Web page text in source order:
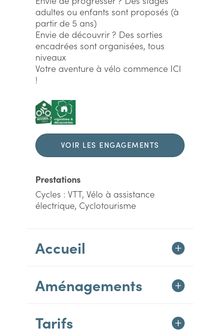
adultes ou enfants sont proposés (à
partir de 5 ans)
Envie de découvrir ? Des sorties
encadrées sont organisées, tous
niveaux
Votre aventure à vélo commence ICI
!
VOIR LES ENGAGEMENTS
Prestations
Cycles : VTT, Vélo à assistance
électrique, Cyclotourisme
Accueil
Aménagements
Tarifs